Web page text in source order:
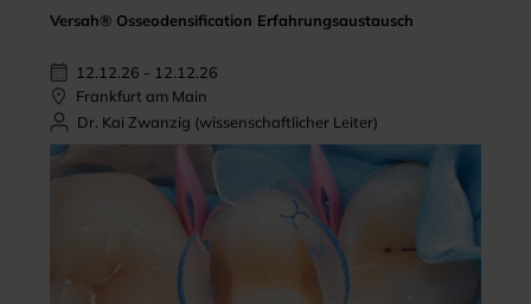
Versah® Osseodensification Erfahrungsaustausch
12.12.26 - 12.12.26
Frankfurt am Main
Dr. Kai Zwanzig (wissenschaftlicher Leiter)